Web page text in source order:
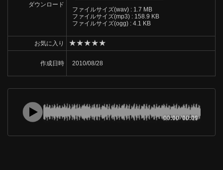
ダウンロード
ファイルサイズ(wav) : 1.7 MB
ファイルサイズ(mp3) : 158.9 KB
ファイルサイズ(ogg) : 4.1 KB
お気に入り ★★★★★
作成日時 2010/08/28
00:00/00:09